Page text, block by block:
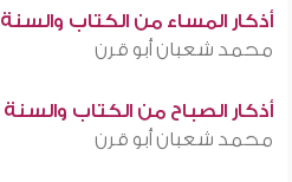
أذكار المساء من الكتاب والسنة
محمد شعبان أبو قرن
أذكار الصباح من الكتاب والسنة
محمد شعبان أبو قرن